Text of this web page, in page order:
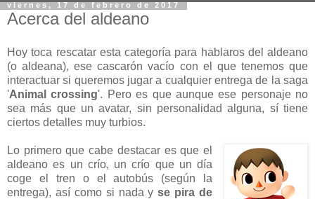
viernes, 17 de febrero de 2017
Acerca del aldeano
Hoy toca rescatar esta categoría para hablaros del aldeano
(o aldeana), ese cascarón vacío con el que tenemos que
interactuar si queremos jugar a cualquier entrega de la saga
'Animal crossing'. Pero es que aunque ese personaje no
sea más que un avatar, sin personalidad alguna, sí tiene
ciertos detalles muy turbios.
Lo primero que cabe destacar es que el
aldeano es un crío, un crío que un día
coge el tren o el autobús (según la
entrega), así como si nada yse pira de